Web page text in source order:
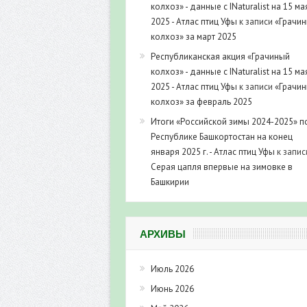
колхоз» - данные с INaturalist на 15
2025 - Атлас птиц Уфы к записи
колхоз» за март 2025
Республиканская акция «Грачиный
колхоз» - данные с INaturalist на 15
2025 - Атлас птиц Уфы к записи
колхоз» за февраль 2025
Итоги «Российской зимы 2024-2025»
Республике Башкортостан на конец
января 2025 г. - Атлас птиц Уфы к
Серая цапля впервые на зимовке в
Башкирии
АРХИВЫ
Июль 2026
Июнь 2026